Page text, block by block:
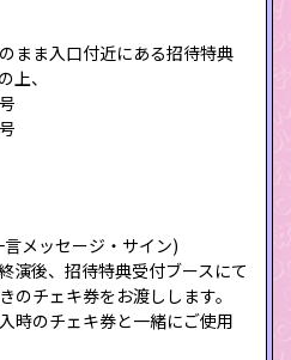
まま入口付近にある招待特典
上、
メッセージ・サイン)
演後、招待特典受付ブースにて
のチェキ券をお渡しします。
時のチェキ券と一緒にご使用